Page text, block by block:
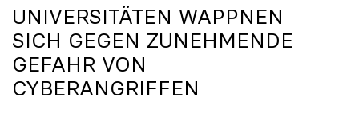
UNIVERSITÄTEN WAPPNEN
SICH GEGEN ZUNEHMENDE
GEFAHR VON
CYBERANGRIFFEN